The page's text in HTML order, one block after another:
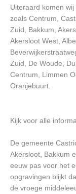
Uiteraard komen
zoals Centrum,
Zuid, Bakkum,
Akersloot West,
Zuid, De Woude,
Centrum, Limmen
Oranjebuurt.
Kijk voor alle
De gemeente
Akersloot, Bakkum
eeuw pas voor het
opgravingen blijkt
de vroege